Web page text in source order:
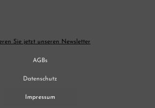
AGBs
Datenschutz
Impressum
Sie jetzt unseren Newsletter